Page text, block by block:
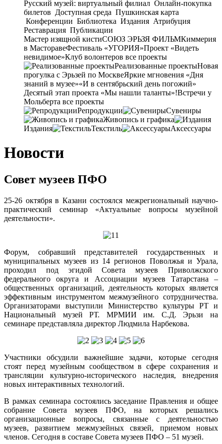
Русский музей: виртуальный филиал Онлайн-покупка
билетов Доступная среда Пушкинская карта
Конференции Библиотека Издания Атрибуция
Реставрация Публикации
Мастер изящной кистиСОЮЗ ЭРЬЗЯ ФИЛЬМКиммерия
в МасторавеФестиваль «УГОРИЯ»Проект «Видеть
невидимое»Клуб волонтеров все проекты
Реализованные проектыНовая
прогулка с Эрьзей по МосквеЯркие мгновения «Дня
знаний в музее»«И в сентябрьский день погожий»
Десятый этап проекта «Мы нашли таланты»!Встречи у
Мольберта все проекты
Репродукции
Сувениры
Живопись и графика
Издания
Текстиль Аксессуары
Новости
Совет музеев ПФО
25-26 октября в Казани состоялся межрегиональный научно-
практический семинар «Актуальные вопросы музейной
деятельности».
Форум, собравший представителей государственных и
муниципальных музеев из 14 регионов Поволжья и Урала,
проходил под эгидой Совета музеев Приволжского
федерального округа и Ассоциации музеев Татарстана –
общественных организаций, деятельность которых является
эффективным инструментом межмузейного сотрудничества.
Организаторами выступили Министерство культуры РТ и
Национальный музей РТ. МРМИИ им. С.Д. Эрьзи на
семинаре представляла директор Людмила Нарбекова.
Участники обсудили важнейшие задачи, которые сегодня
стоят перед музейным сообществом в сфере сохранения и
трансляции культурно-исторического наследия, внедрения
новых интерактивных технологий.
В рамках семинара состоялись заседание Правления и общее
собрание Совета музеев ПФО, на которых решались
организационные вопросы, связанные с деятельностью
музеев, развитием межмузейных связей, приемом новых
членов. Сегодня в составе Совета музеев ПФО – 51 музей.